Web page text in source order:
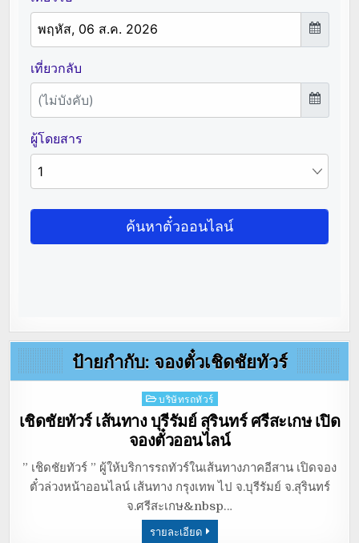
ป้ายกำกับ: จองตั๋วเชิดชัยทัวร์
Posted
in
บริษัทรถทัวร์
เชิดชัยทัวร์ เส้นทาง บุรีรัมย์ สุรินทร์ ศรีสะเกษ เปิด
จองตั๋วออนไลน์
” เชิดชัยทัวร์ ” ผู้ให้บริการรถทัวร์ในเส้นทางภาคอีสาน เปิดจอง
ตั๋วล่วงหน้าออนไลน์ เส้นทาง กรุงเทพ ไป จ.บุรีรัมย์ จ.สุรินทร์
จ.ศรีสะเกษ&nbsp…
รายละเอียด